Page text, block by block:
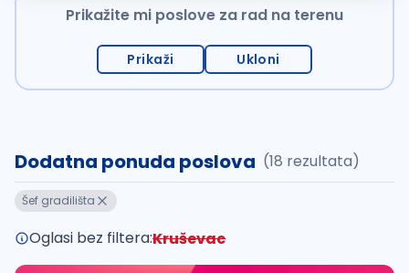
Prikažite mi poslove za rad na terenu
Prikaži Ukloni
Dodatna ponuda poslova (18 rezultata)
Šef gradilišta
Oglasi bez filtera:Kruševac